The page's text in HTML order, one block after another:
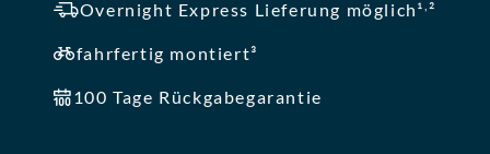
Overnight Express Lieferung möglich¹ ,²
fahrfertig montiert³
100 Tage Rückgabegarantie